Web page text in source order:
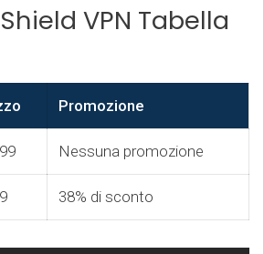
VPN Tabella
Promozione
Nessuna promozione
38% di sconto